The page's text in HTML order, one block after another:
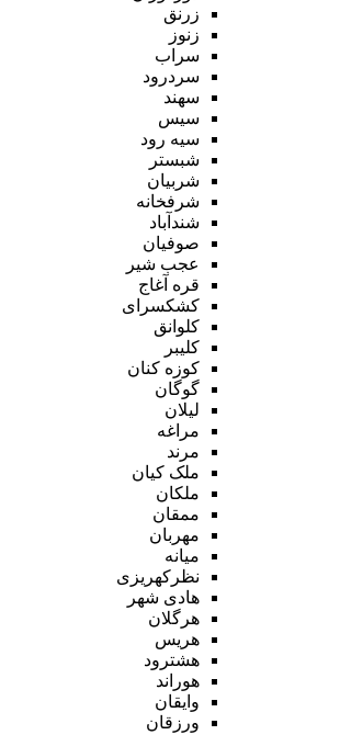
زرنق
زنوز
سراب
سردرود
سهند
سیس
سیه رود
شبستر
شربیان
شرفخانه
شندآباد
صوفیان
عجب شیر
قره آغاج
کشکسرای
کلوانق
کلیبر
کوزه کنان
گوگان
لیلان
مراغه
مرند
ملک کیان
ملکان
ممقان
مهربان
میانه
نظرکهریزی
هادی شهر
هرگلان
هریس
هشترود
هوراند
وایقان
ورزقان